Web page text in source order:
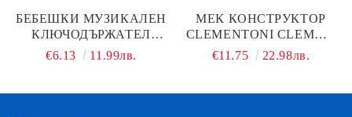
БЕБЕШКИ МУЗИКАЛЕН
КЛЮЧОДЪРЖАТЕЛ
K999-82B
€6.13 11.99лв.
МЕК КОНСТРУКТОР
CLEMENTONI CLEMMY
17988
€11.75 22.98лв.